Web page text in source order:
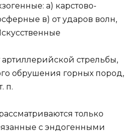
а) карстово-
в) от ударов волн,
артиллерийской стрельбы,
обрушения горных пород,
п.
только
с эндогенными